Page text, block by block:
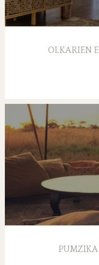
OLKARIEN
PUMZIKA